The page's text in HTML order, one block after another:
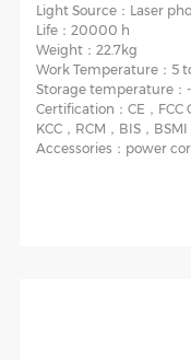
Light Source： Laser
Life： 20000 h
Weight： 22.7kg
Work Temperature： 5
Storage temperature：
Certification： CE，FCC
KCC，RCM，BIS，BSMI
Accessories： power